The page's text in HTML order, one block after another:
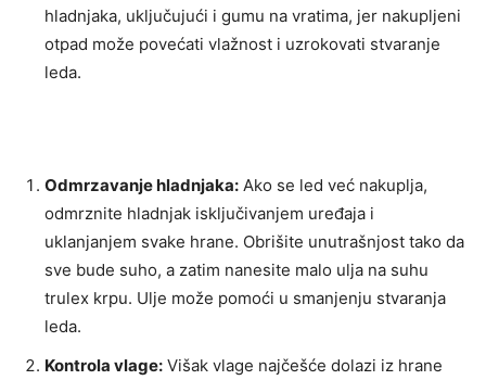
hladnjaka, uključujući i gumu na vratima, jer nakupljeni
otpad može povećati vlažnost i uzrokovati stvaranje
leda.
Odmrzavanje hladnjaka: Ako se led već nakuplja,
odmrznite hladnjak isključivanjem uređaja i
uklanjanjem svake hrane. Obrišite unutrašnjost tako da
sve bude suho, a zatim nanesite malo ulja na suhu
trulex krpu. Ulje može pomoći u smanjenju stvaranja
leda.
Kontrola vlage: Višak vlage najčešće dolazi iz hrane